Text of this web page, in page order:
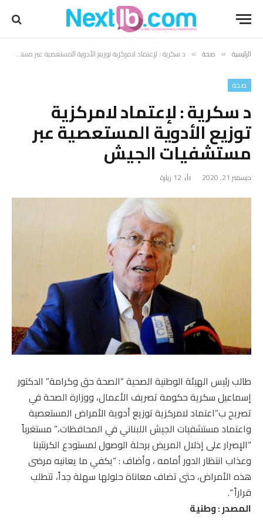
الرئيسية » صحة » د سكرية : لإعتماد لامركزية توزيع الأدوية المستعصية عبر مستشفيات الجيش
صحة
د سكرية : لإعتماد لامركزية
توزيع الأدوية المستعصية عبر
مستشفيات الجيش
ديسمبر 21, 2020 12 زيارة
طالب رئيس الهيئة الوطنية الصحية “الصحة حق وكرامة” الدكتور
إسماعيل سكرية حكومة تصريف الأعمال، ووزارة الصحة في
تصريح ب”اعتماد لامركزية توزيع أدوية الأمراض المستعصية
واعتماد مستشفيات الجيش اللبناني في المحافظات،” مستغرباً
“الإصرار على إذلال المريض برحلة الوصول لمستودع الكرنتينا
وعذاب انتظار الدور أمامه ، وأضاف : “يكفي ما يعانيه مرضى
هذه الأمراض، حتى تضاف معاناة حلولها سهلة جداً، تتطلب
قراراً “.
المصدر : وطنية